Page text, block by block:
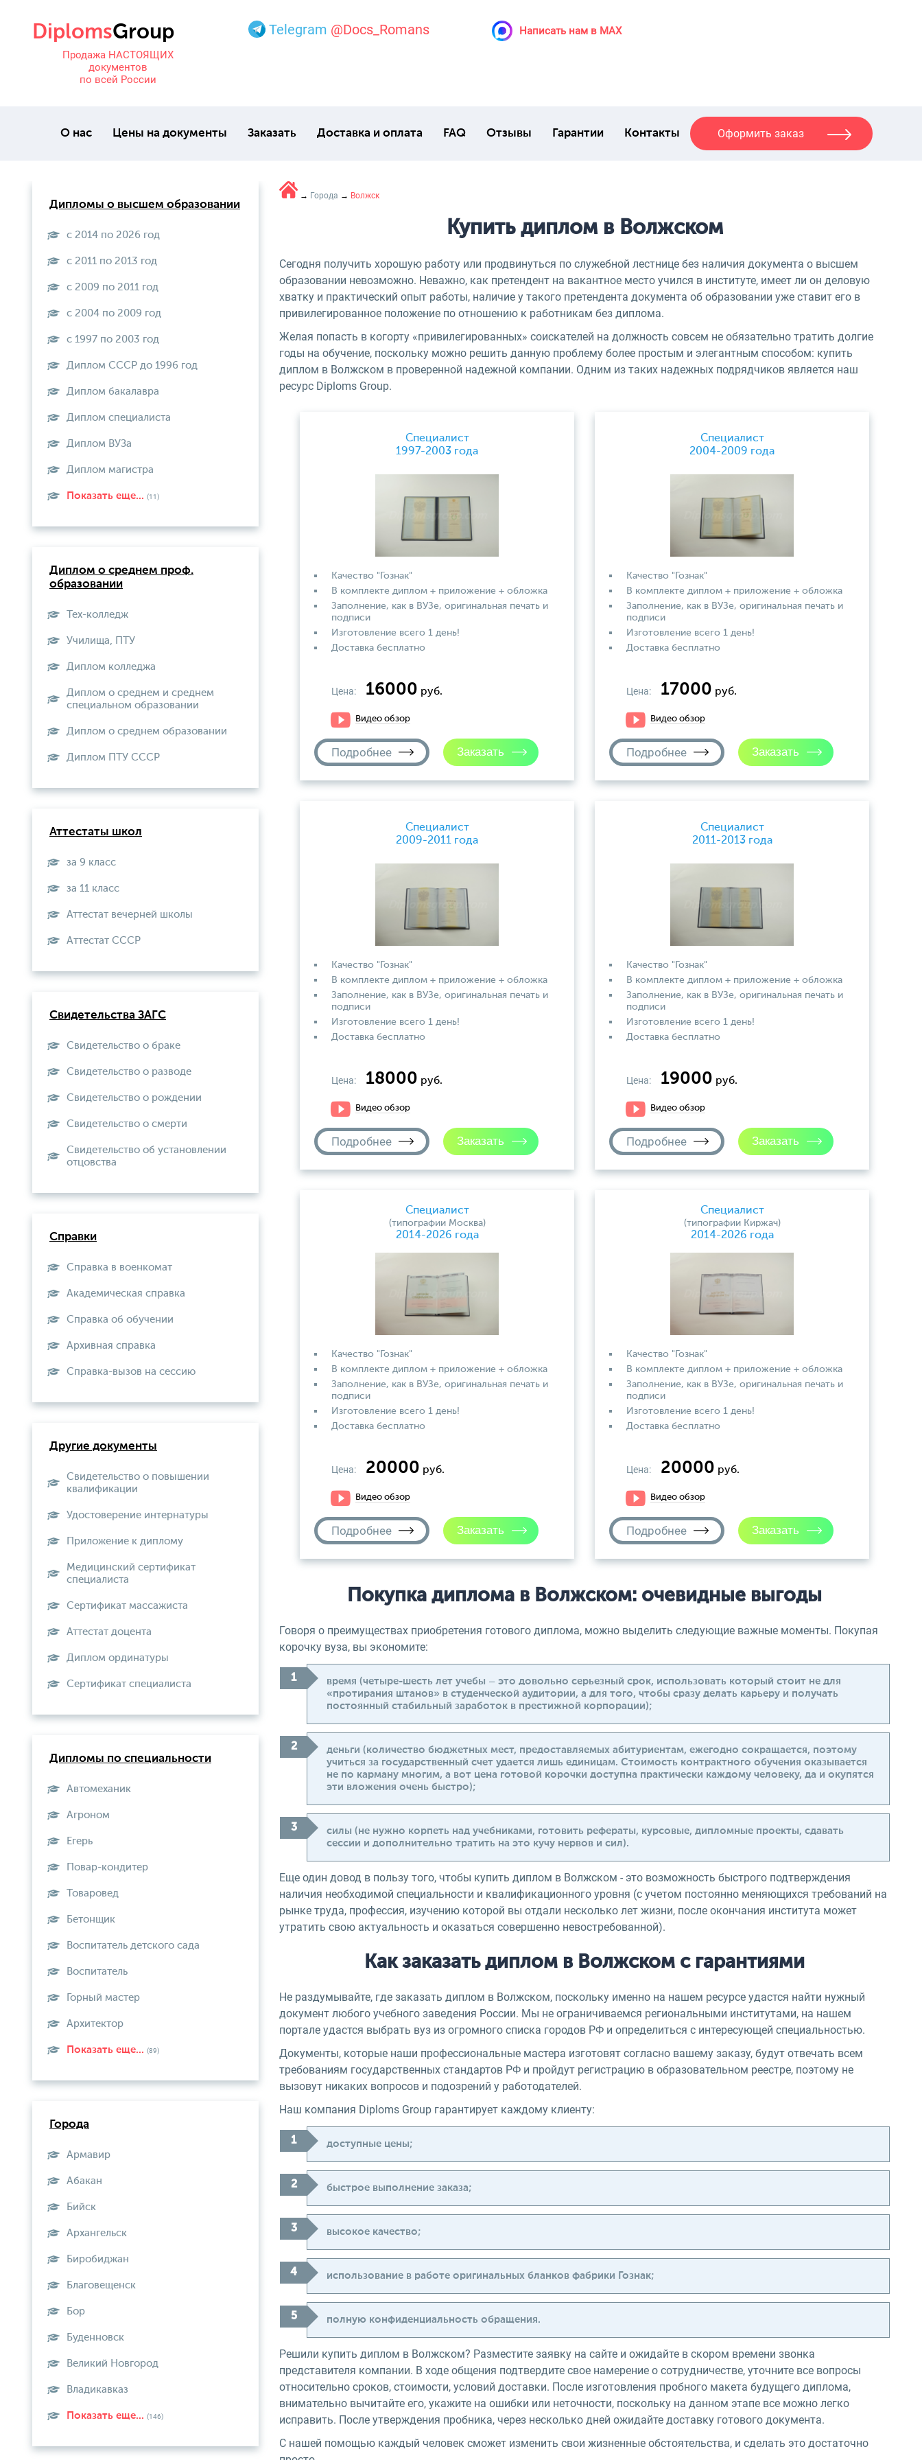
Продажа НАСТОЯЩИХ
документов
по всей России
Telegram @Docs_Romans Написать нам в MAX
О нас Цены на документы Заказать Доставка и оплата FAQ Отзывы Гарантии Контакты Оформить заказ
→ Города → Волжск
Купить диплом в Волжском
Сегодня получить хорошую работу или продвинуться по служебной лестнице без наличия документа о высшем
образовании невозможно. Неважно, как претендент на вакантное место учился в институте, имеет ли он деловую
хватку и практический опыт работы, наличие у такого претендента документа об образовании уже ставит его в
привилегированное положение по отношению к работникам без диплома.
Желая попасть в когорту «привилегированных» соискателей на должность совсем не обязательно тратить долгие
годы на обучение, поскольку можно решить данную проблему более простым и элегантным способом: купить
диплом в Волжском в проверенной надежной компании. Одним из таких надежных подрядчиков является наш
ресурс Diploms Group.
Специалист
1997-2003 года
Качество "Гознак"
В комплекте диплом + приложение + обложка
Заполнение, как в ВУЗе, оригинальная печать и
подписи
Изготовление всего 1 день!
Доставка бесплатно
Цена: 16000 руб.
Видео обзор
Подробнее
Специалист
2004-2009 года
Качество "Гознак"
В комплекте диплом + приложение + обложка
Заполнение, как в ВУЗе, оригинальная печать и
подписи
Изготовление всего 1 день!
Доставка бесплатно
Цена: 17000 руб.
Видео обзор
Подробнее
Специалист
2009-2011 года
Качество "Гознак"
В комплекте диплом + приложение + обложка
Заполнение, как в ВУЗе, оригинальная печать и
подписи
Изготовление всего 1 день!
Доставка бесплатно
Цена: 18000 руб.
Видео обзор
Подробнее
Специалист
2011-2013 года
Качество "Гознак"
В комплекте диплом + приложение + обложка
Заполнение, как в ВУЗе, оригинальная печать и
подписи
Изготовление всего 1 день!
Доставка бесплатно
Цена: 19000 руб.
Видео обзор
Подробнее
Специалист
(типографии Москва)
2014-2026 года
Качество "Гознак"
В комплекте диплом + приложение + обложка
Заполнение, как в ВУЗе, оригинальная печать и
подписи
Изготовление всего 1 день!
Доставка бесплатно
Цена: 20000 руб.
Видео обзор
Подробнее
Специалист
(типографии Киржач)
2014-2026 года
Качество "Гознак"
В комплекте диплом + приложение + обложка
Заполнение, как в ВУЗе, оригинальная печать и
подписи
Изготовление всего 1 день!
Доставка бесплатно
Цена: 20000 руб.
Видео обзор
Подробнее
Покупка диплома в Волжском: очевидные выгоды
Говоря о преимуществах приобретения готового диплома, можно выделить следующие важные моменты. Покупая
корочку вуза, вы экономите:
время (четыре-шесть лет учебы – это довольно серьезный срок, использовать который стоит не для
«протирания штанов» в студенческой аудитории, а для того, чтобы сразу делать карьеру и получать
постоянный стабильный заработок в престижной корпорации);
деньги (количество бюджетных мест, предоставляемых абитуриентам, ежегодно сокращается, поэтому
учиться за государственный счет удается лишь единицам. Стоимость контрактного обучения оказывается
не по карману многим, а вот цена готовой корочки доступна практически каждому человеку, да и окупятся
эти вложения очень быстро);
силы (не нужно корпеть над учебниками, готовить рефераты, курсовые, дипломные проекты, сдавать
сессии и дополнительно тратить на это кучу нервов и сил).
Еще один довод в пользу того, чтобы купить диплом в Волжском - это возможность быстрого подтверждения
наличия необходимой специальности и квалификационного уровня (с учетом постоянно меняющихся требований на
рынке труда, профессия, изучению которой вы отдали несколько лет жизни, после окончания института может
утратить свою актуальность и оказаться совершенно невостребованной).
Как заказать диплом в Волжском с гарантиями
Не раздумывайте, где заказать диплом в Волжском, поскольку именно на нашем ресурсе удастся найти нужный
документ любого учебного заведения России. Мы не ограничиваемся региональными институтами, на нашем
портале удастся выбрать вуз из огромного списка городов РФ и определиться с интересующей специальностью.
Документы, которые наши профессиональные мастера изготовят согласно вашему заказу, будут отвечать всем
требованиям государственных стандартов РФ и пройдут регистрацию в образовательном реестре, поэтому не
вызовут никаких вопросов и подозрений у работодателей.
Наш компания Diploms Group гарантирует каждому клиенту:
доступные цены;
быстрое выполнение заказа;
высокое качество;
использование в работе оригинальных бланков фабрики Гознак;
полную конфиденциальность обращения.
Решили купить диплом в Волжском? Разместите заявку на сайте и ожидайте в скором времени звонка
представителя компании. В ходе общения подтвердите свое намерение о сотрудничестве, уточните все вопросы
относительно сроков, стоимости, условий доставки. После изготовления пробного макета будущего диплома,
внимательно вычитайте его, укажите на ошибки или неточности, поскольку на данном этапе все можно легко
исправить. После утверждения пробника, через несколько дней ожидайте доставку готового документа.
С нашей помощью каждый человек сможет изменить свои жизненные обстоятельства, и сделать это достаточно
Дипломы о высшем образовании
с 2014 по 2026 год
с 2011 по 2013 год
с 2009 по 2011 год
с 2004 по 2009 год
с 1997 по 2003 год
Диплом СССР до 1996 год
Диплом бакалавра
Диплом специалиста
Диплом ВУЗа
Диплом магистра
Показать еще... (11)
Диплом о среднем проф.
образовании
Тех-колледж
Училища, ПТУ
Диплом колледжа
Диплом о среднем и среднем
специальном образовании
Диплом о среднем образовании
Диплом ПТУ СССР
Аттестаты школ
за 9 класс
за 11 класс
Аттестат вечерней школы
Aттестат СССР
Свидетельства ЗАГС
Свидетельство о браке
Свидетельство о разводе
Свидетельство о рождении
Свидетельство о смерти
Свидетельство об установлении
отцовства
Справки
Справка в военкомат
Академическая справка
Справка об обучении
Архивная справка
Справка-вызов на сессию
Другие документы
Свидетельство о повышении
квалификации
Удостоверение интернатуры
Приложение к диплому
Медицинский сертификат
специалиста
Сертификат массажиста
Аттестат доцента
Диплом ординатуры
Сертификат специалиста
Дипломы по специальности
Автомеханик
Агроном
Егерь
Повар-кондитер
Товаровед
Бетонщик
Воспитатель детского сада
Воспитатель
Горный мастер
Архитектор
Показать еще... (89)
Города
Армавир
Абакан
Бийск
Архангельск
Биробиджан
Благовещенск
Бор
Буденновск
Великий Новгород
Владикавказ
Показать еще... (146)